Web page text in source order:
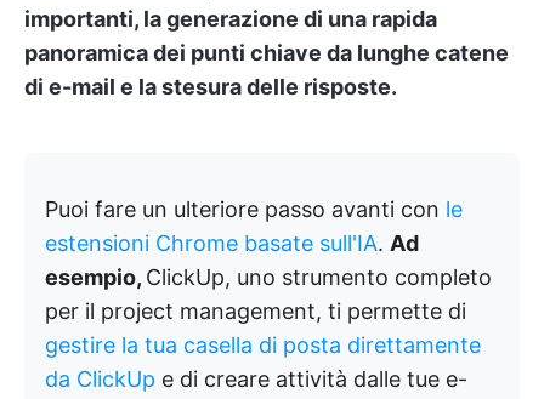
importanti, la generazione di una rapida
panoramica dei punti chiave da lunghe catene
di e-mail e la stesura delle risposte.
Puoi fare un ulteriore passo avanti con le
estensioni Chrome basate sull'IA. Ad
esempio, ClickUp, uno strumento completo
per il project management, ti permette di
gestire la tua casella di posta direttamente
da ClickUp e di creare attività dalle tue e-